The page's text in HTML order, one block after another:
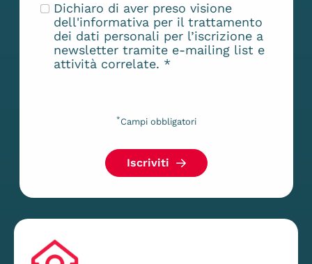
Dichiaro di aver preso visione
dell'informativa per il trattamento
dei dati personali per l’iscrizione a
newsletter tramite e-mailing list e
attività correlate. *
*Campi obbligatori
Iscriviti